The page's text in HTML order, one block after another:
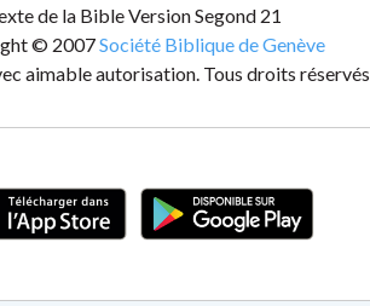
de la Bible Version Segond 21
© 2007Société Biblique de Genève
aimable autorisation. Tous droits réservés.